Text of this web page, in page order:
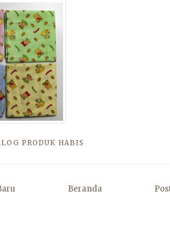
PRODUK HABIS
Beranda